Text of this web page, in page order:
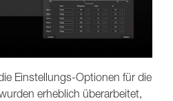
Einstellungs-Optionen für die
erheblich überarbeitet,